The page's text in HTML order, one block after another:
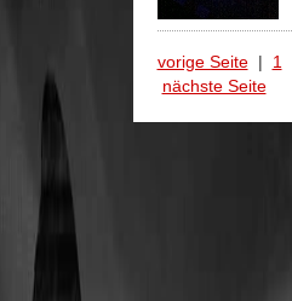
vorige Seite| 1
nächste Seite